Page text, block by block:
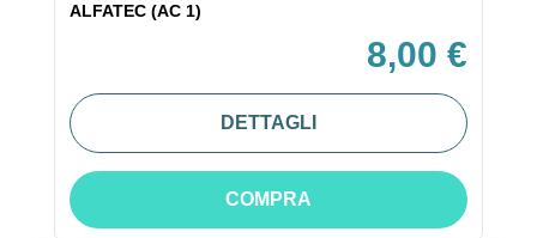
ALFATEC (AC 1)
8,00 €
DETTAGLI
COMPRA